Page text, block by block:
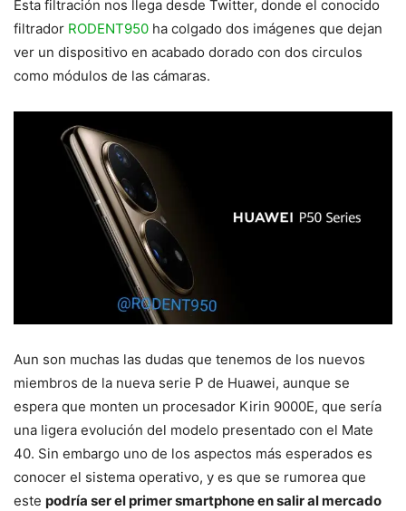
Esta filtración nos llega desde Twitter, donde el conocido
filtrador RODENT950 ha colgado dos imágenes que dejan
ver un dispositivo en acabado dorado con dos circulos
como módulos de las cámaras.
Aun son muchas las dudas que tenemos de los nuevos
miembros de la nueva serie P de Huawei, aunque se
espera que monten un procesador Kirin 9000E, que sería
una ligera evolución del modelo presentado con el Mate
40. Sin embargo uno de los aspectos más esperados es
conocer el sistema operativo, y es que se rumorea que
este podría ser el primer smartphone en salir al mercado